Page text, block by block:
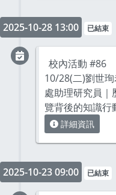
2025-10-28 13:00 已結束
校內活動 #86
10/28(二)劉世
處助理研究員｜
覽背後的知識行
詳細資訊
2025-10-23 09:00 已結束